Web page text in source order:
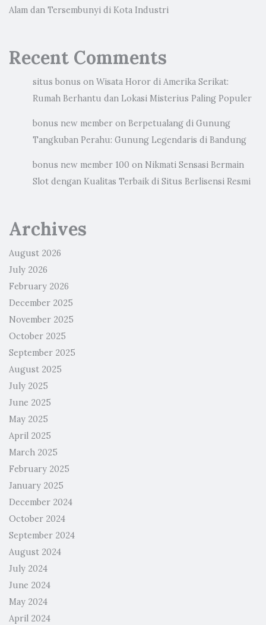
Alam dan Tersembunyi di Kota Industri
Recent Comments
situs bonus on Wisata Horor di Amerika Serikat:
Rumah Berhantu dan Lokasi Misterius Paling Populer
bonus new member on Berpetualang di Gunung
Tangkuban Perahu: Gunung Legendaris di Bandung
bonus new member 100 on Nikmati Sensasi Bermain
Slot dengan Kualitas Terbaik di Situs Berlisensi Resmi
Archives
August 2026
July 2026
February 2026
December 2025
November 2025
October 2025
September 2025
August 2025
July 2025
June 2025
May 2025
April 2025
March 2025
February 2025
January 2025
December 2024
October 2024
September 2024
August 2024
July 2024
June 2024
May 2024
April 2024